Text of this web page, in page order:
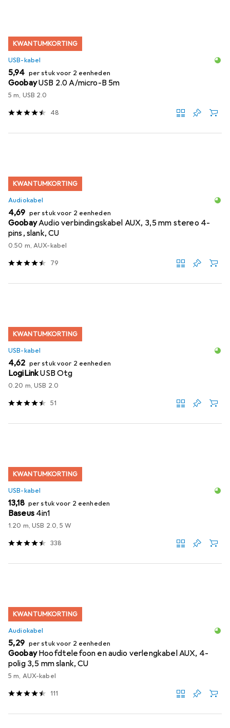
KWANTUMKORTING
USB-kabel
EUR
5,94 per stuk voor 2 eenheden
GoobayUSB 2.0 A/micro-B 5m
5 m, USB 2.0
48
KWANTUMKORTING
Audiokabel
EUR
4,69 per stuk voor 2 eenheden
GoobayAudio verbindingskabel AUX, 3,5 mm stereo 4-
pins, slank, CU
0.50 m, AUX-kabel
79
KWANTUMKORTING
USB-kabel
EUR
4,62 per stuk voor 2 eenheden
LogiLinkUSB Otg
0.20 m, USB 2.0
51
KWANTUMKORTING
USB-kabel
EUR
13,18 per stuk voor 2 eenheden
Baseus 4in1
1.20 m, USB 2.0, 5 W
338
KWANTUMKORTING
Audiokabel
EUR
5,29 per stuk voor 2 eenheden
Goobay Hoofdtelefoon en audio verlengkabel AUX, 4-
polig 3,5 mm slank, CU
5 m, AUX-kabel
111